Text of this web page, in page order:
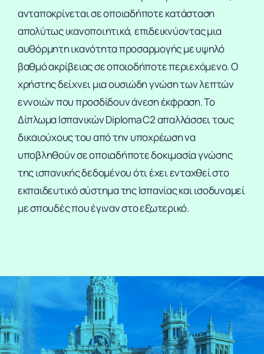
ανταποκρίνεται σε οποιαδήποτε κατάσταση
απολύτως ικανοποιητικά, επιδεικνύοντας μια
αυθόρμητη ικανότητα προσαρμογής με υψηλό
βαθμό ακρίβειας σε οποιοδήποτε περιεχόμενο. Ο
χρήστης δείχνει μια ουσιώδη γνώση των λεπτών
εννοιών που προσδίδουν άνεση έκφραση. Το
Δίπλωμα Ισπανικών Diploma C2 απαλλάσσει τους
δικαιούχους του από την υποχρέωση να
υποβληθούν σε οποιαδήποτε δοκιμασία γνώσης
της ισπανικής δεδομένου ότι έχει ενταχθεί στο
εκπαιδευτικό σύστημα της Ισπανίας και ισοδυναμεί
με σπουδές που έγιναν στο εξωτερικό.